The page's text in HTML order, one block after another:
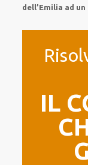
dell’Emilia ad
IL